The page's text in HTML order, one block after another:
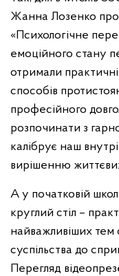
Жанна Лозенко
«Психологічне
емоційного стану
отримали
способів
професійного
розпочинати з
калібрує наш
вирішенню
А у початковій
круглий стіл –
найважливіших тем
суспільства до
Перегляд